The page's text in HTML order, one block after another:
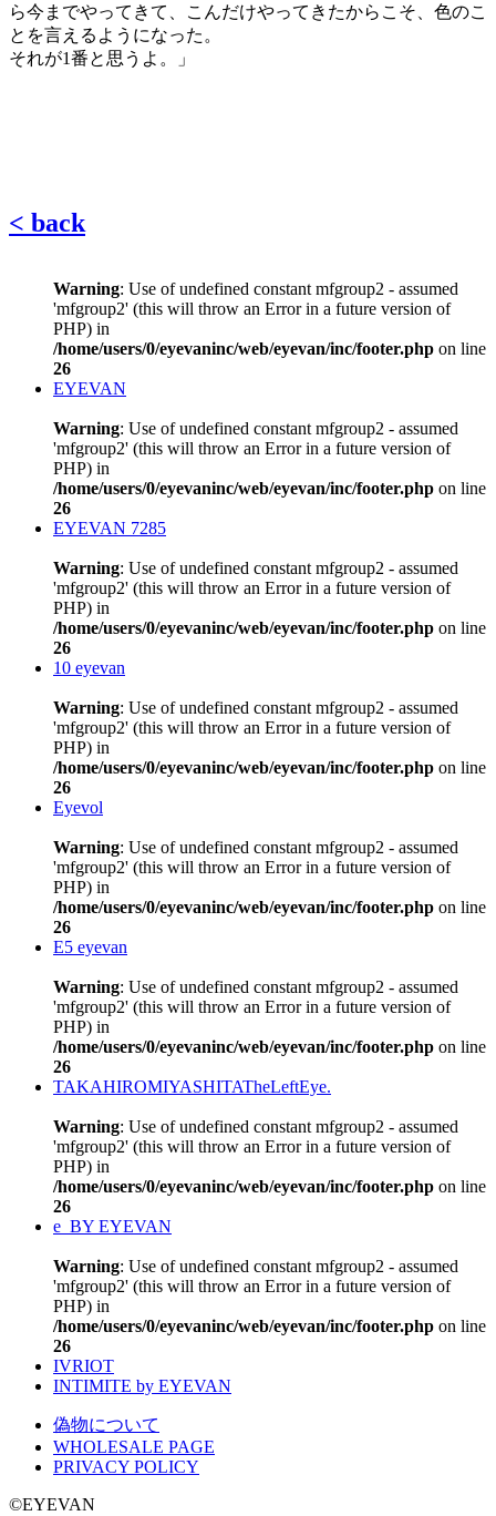
ら今までやってきて、こんだけやってきたからこそ、色のこ
とを言えるようになった。
それが1番と思うよ。」
< back
Warning: Use of undefined constant mfgroup2 - assumed
'mfgroup2' (this will throw an Error in a future version of
PHP) in
/home/users/0/eyevaninc/web/eyevan/inc/footer.php on line
26
EYEVAN
Warning: Use of undefined constant mfgroup2 - assumed
'mfgroup2' (this will throw an Error in a future version of
PHP) in
/home/users/0/eyevaninc/web/eyevan/inc/footer.php on line
26
EYEVAN 7285
Warning: Use of undefined constant mfgroup2 - assumed
'mfgroup2' (this will throw an Error in a future version of
PHP) in
/home/users/0/eyevaninc/web/eyevan/inc/footer.php on line
26
10 eyevan
Warning: Use of undefined constant mfgroup2 - assumed
'mfgroup2' (this will throw an Error in a future version of
PHP) in
/home/users/0/eyevaninc/web/eyevan/inc/footer.php on line
26
Eyevol
Warning: Use of undefined constant mfgroup2 - assumed
'mfgroup2' (this will throw an Error in a future version of
PHP) in
/home/users/0/eyevaninc/web/eyevan/inc/footer.php on line
26
E5 eyevan
Warning: Use of undefined constant mfgroup2 - assumed
'mfgroup2' (this will throw an Error in a future version of
PHP) in
/home/users/0/eyevaninc/web/eyevan/inc/footer.php on line
26
TAKAHIROMIYASHITATheLeftEye.
Warning: Use of undefined constant mfgroup2 - assumed
'mfgroup2' (this will throw an Error in a future version of
PHP) in
/home/users/0/eyevaninc/web/eyevan/inc/footer.php on line
26
e_BY EYEVAN
Warning: Use of undefined constant mfgroup2 - assumed
'mfgroup2' (this will throw an Error in a future version of
PHP) in
/home/users/0/eyevaninc/web/eyevan/inc/footer.php on line
26
IVRIOT
INTIMITE by EYEVAN
偽物について
WHOLESALE PAGE
PRIVACY POLICY
©EYEVAN